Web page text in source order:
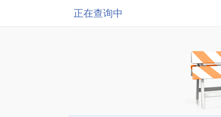
正在查询中